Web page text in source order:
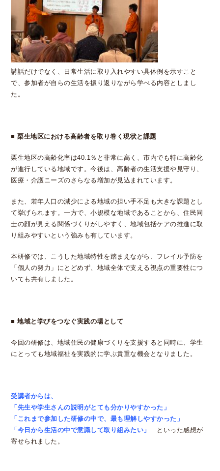
講話だけでなく、日常生活に取り入れやすい具体例を示すこと
で、参加者が自らの生活を振り返りながら学べる内容としまし
た。
■栗生地区における高齢者を取り巻く現状と課題
栗生地区の高齢化率は40.1％と非常に高く、市内でも特に高齢化
が進行している地域です。今後は、高齢者の生活支援や見守り、
医療・介護ニーズのさらなる増加が見込まれています。
また、若年人口の減少による地域の担い手不足も大きな課題とし
て挙げられます。一方で、小規模な地域であることから、住民同
士の顔が見える関係づくりがしやすく、地域包括ケアの推進に取
り組みやすいという強みも有しています。
本研修では、こうした地域特性を踏まえながら、フレイル予防を
「個人の努力」にとどめず、地域全体で支える視点の重要性につ
いても共有しました。
■地域と学びをつなぐ実践の場として
今回の研修は、地域住民の健康づくりを支援すると同時に、学生
にとっても地域福祉を実践的に学ぶ貴重な機会となりました。
受講者からは、
「先生や学生さんの説明がとても分かりやすかった」
「これまで参加した研修の中で、最も理解しやすかった」
「今日から生活の中で意識して取り組みたい」
といった感想が
寄せられました。